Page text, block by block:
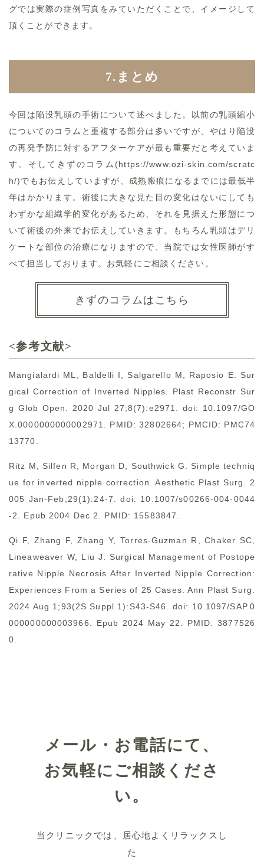
グでは実際の症例写真をみていただくことで、イメージして
頂くことができます。
7.まとめ
今回は陥没乳頭の手術について述べました。以前の乳頭縮小
についてのコラムと重複する部分は多いですが、やはり陥没
の再発予防に対するアフターケアが最も重要だと考えていま
す。そしてきずのコラム(https://www.ozi-skin.com/scratc
h/)でもお伝えしていますが、成熟瘢痕になるまでには最低半
年はかかります。術後に大きな見た目の変化はないにしても
わずかな組織学的変化があるため、それを見据えた形態につ
いて術後の外来でお伝えしていきます。もちろん乳頭はデリ
ケートな部位の治療になりますので、当院では女性医師がす
べて担当しております。お気軽にご相談ください。
きずのコラムはこちら
<参考文献>
Mangialardi ML, Baldelli I, Salgarello M, Raposio E. Sur
gical Correction of Inverted Nipples. Plast Reconstr Sur
g Glob Open. 2020 Jul 27;8(7):e2971. doi: 10.1097/GO
X.0000000000002971. PMID: 32802664; PMCID: PMC74
13770.
Ritz M, Silfen R, Morgan D, Southwick G. Simple techniq
ue for inverted nipple correction. Aesthetic Plast Surg. 2
005 Jan-Feb;29(1):24-7. doi: 10.1007/s00266-004-0044
-2. Epub 2004 Dec 2. PMID: 15583847.
Qi F, Zhang F, Zhang Y, Torres-Guzman R, Chaker SC,
Lineaweaver W, Liu J. Surgical Management of Postope
rative Nipple Necrosis After Inverted Nipple Correction:
Experiences From a Series of 25 Cases. Ann Plast Surg.
2024 Aug 1;93(2S Suppl 1):S43-S46. doi: 10.1097/SAP.0
000000000003966. Epub 2024 May 22. PMID: 3877526
0.
メール・お電話にて、
お気軽にご相談くださ
い。
当クリニックでは、居心地よくリラックスし
た